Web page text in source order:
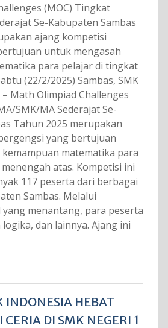
(MOC) Tingkat
Se-Kabupaten Sambas
ajang kompetisi
untuk mengasah
para pelajar di tingkat
(22/2/2025) Sambas, SMK
Math Olimpiad Challenges
SMK/MA Sederajat Se-
Tahun 2025 merupakan
yang bertujuan
matematika para
atas. Kompetisi ini
117 peserta dari berbagai
Sambas. Melalui
menantang, para peserta
dan lainnya. Ajang ini
INDONESIA HEBAT
DI SMK NEGERI 1